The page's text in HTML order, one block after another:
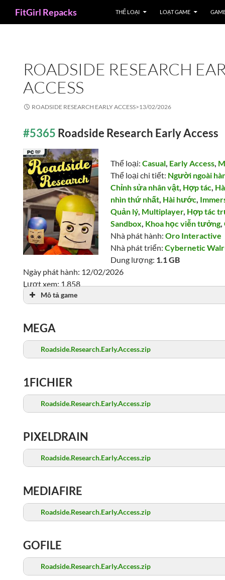
FitGirl Repacks THỂ LOẠI LOẠT GAME
ROADSIDE RESEARCH
ACCESS
ROADSIDE RESEARCH EARLY ACCESS>13/02/2026
#5365 Roadside Research Early Access
Thể loại:Casual, Early Access,
Thể loại chi tiết: Người ngoài
Chỉnh sửa nhân vật, Hợp tác,
nhìn thứ nhất, Hài hước,
Quản lý, Multiplayer, Hợp tác
Sandbox, Khoa học viễn tưởng,
Nhà phát hành:Oro Interactive
Nhà phát triển:Cybernetic
Dung lượng: 1.1 GB
Ngày phát hành: 12/02/2026
Lượt xem: 1,858
Mô tả game
MEGA
Roadside.Research.Early.Access.zip
1FICHIER
Roadside.Research.Early.Access.zip
PIXELDRAIN
Roadside.Research.Early.Access.zip
MEDIAFIRE
Roadside.Research.Early.Access.zip
GOFILE
Roadside.Research.Early.Access.zip